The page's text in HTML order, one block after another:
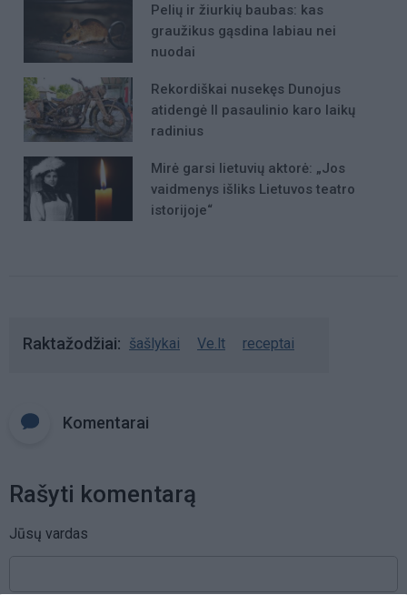
Pelių ir žiurkių baubas: kas
graužikus gąsdina labiau nei
nuodai
Rekordiškai nusekęs Dunojus
atidengė II pasaulinio karo laikų
radinius
Mirė garsi lietuvių aktorė: „Jos
vaidmenys išliks Lietuvos teatro
istorijoje“
Raktažodžiai šašlykai Ve.lt receptai
Komentarai
Rašyti komentarą
Jūsų vardas